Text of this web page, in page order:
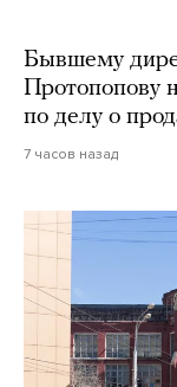
Бывшему
Протопопову
по делу о
7 часов назад